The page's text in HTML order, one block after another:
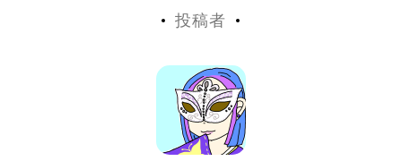
投稿者